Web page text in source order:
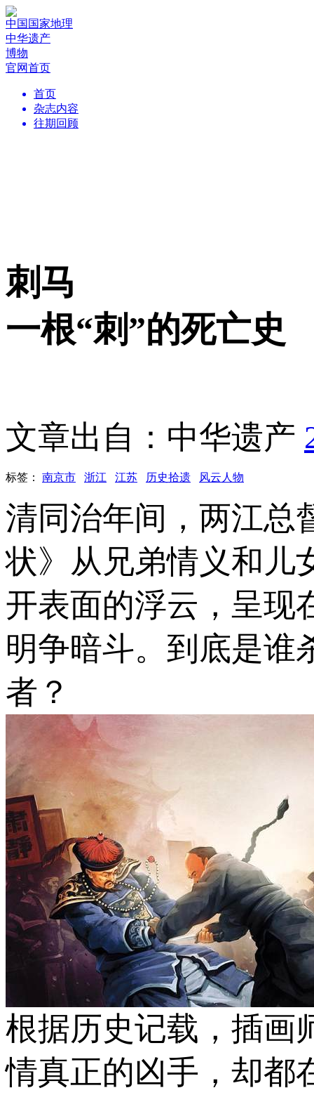
中国国家地理
中华遗产
博物
官网首页
首页
杂志内容
往期回顾
刺马
一根“刺”的死亡史
文章出自：中华遗产
标签： 南京市 浙江 江苏 历史拾遗 风云人物
清同治年间，两江总
状》从兄弟情义和儿
开表面的浮云，呈现
明争暗斗。到底是谁
者？
根据历史记载，插画
情真正的凶手，却都